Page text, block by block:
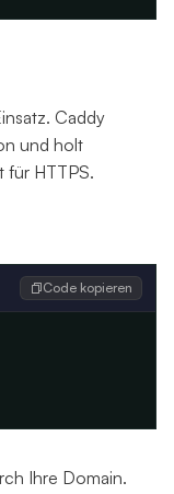
Caddy
und holt
für HTTPS.
Code kopieren
Ihre Domain.